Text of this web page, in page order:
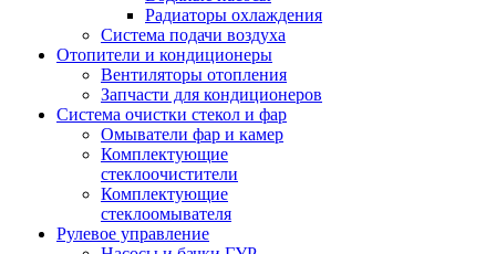
Радиаторы охлаждения
Система подачи воздуха
Отопители и кондиционеры
Вентиляторы отопления
Запчасти для кондиционеров
Система очистки стекол и фар
Омыватели фар и камер
Комплектующие
стеклоочистители
Комплектующие
стеклоомывателя
Рулевое управление